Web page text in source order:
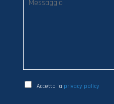
Accetto la privacy policy